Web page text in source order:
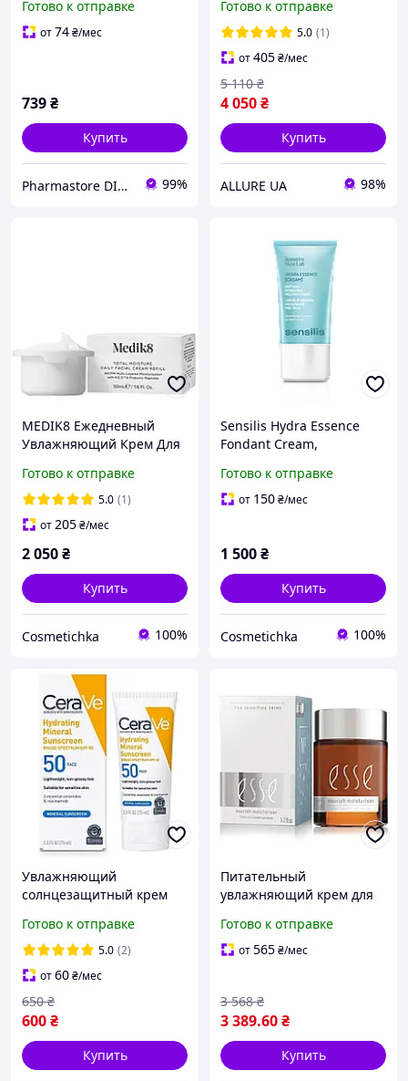
лица La Roche-Posay
Toleriane Sensitive 40 мл
Готово к отправке
от74₴/мес
739₴
Купить
Pharmastore DISCOUNT 99%
- Zein Obagi Zo Skin
Health Recovery Creme
Готово к отправке
5.0 (1)
от405₴/мес
4 050₴
5 110 ₴
Купить
ALLURE UA 98%
MEDIK8 Ежедневный
Увлажняющий Крем Для
Facial Cream Рефил 50 ml
Готово к отправке
5.0 (1)
от205₴/мес
2 050₴
Купить
Cosmetichka 100%
Sensilis Hydra Essence
Fondant Cream,
сухой кожи 40 ml
Готово к отправке
от 150₴/мес
1 500₴
Купить
Cosmetichka 100%
Увлажняющий
солнцезащитный крем
ml
Готово к отправке
5.0 (2)
от60₴/мес
600₴
650 ₴
Купить
Питательный
увлажняющий крем для
ESSE Nourish Moisturizer
M2 || FavGoods
Готово к отправке
от565₴/мес
3 389.60₴
3 568 ₴
Купить